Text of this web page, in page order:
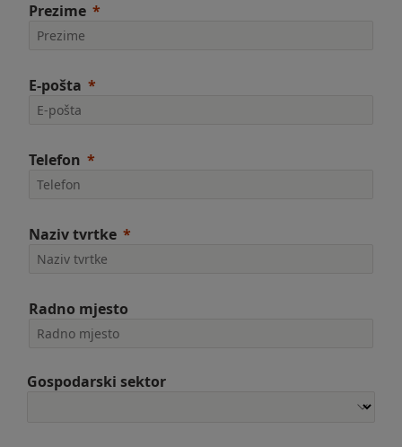
Prezime
E-pošta
Telefon
Naziv tvrtke
Radno mjesto
Gospodarski sektor